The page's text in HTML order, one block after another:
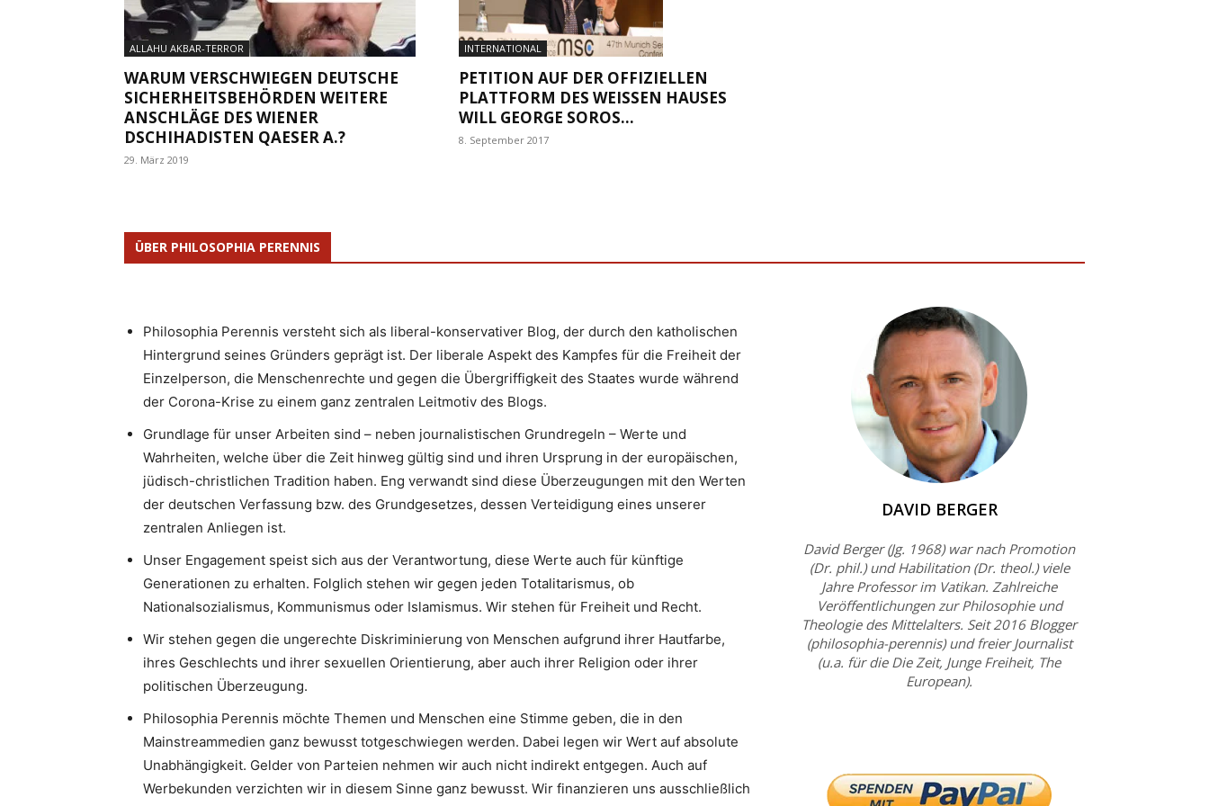
ALLAHU AKBAR-TERROR
WARUM VERSCHWIEGEN DEUTSCHE
SICHERHEITSBEHÖRDEN WEITERE
ANSCHLÄGE DES WIENER
DSCHIHADISTEN QAESER A.?
29. März 2019
INTERNATIONAL
PETITION AUF DER OFFIZIELLEN
PLATTFORM DES WEISSEN HAUSES W
ILL GEORGE SOROS...
8. September 2017
ÜBER PHILOSOPHIA PERENNIS
Philosophia Perennis versteht sich als liberal-konservativer Blog, der durch den katholischen
Hintergrund seines Gründers geprägt ist. Der liberale Aspekt des Kampfes für die Freiheit der
Einzelperson, die Menschenrechte und gegen die Übergriffigkeit des Staates wurde während
der Corona-Krise zu einem ganz zentralen Leitmotiv des Blogs.
Grundlage für unser Arbeiten sind – neben journalistischen Grundregeln – Werte und
Wahrheiten, welche über die Zeit hinweg gültig sind und ihren Ursprung in der europäischen,
jüdisch-christlichen Tradition haben. Eng verwandt sind diese Überzeugungen mit den Werten
der deutschen Verfassung bzw. des Grundgesetzes, dessen Verteidigung eines unserer
zentralen Anliegen ist.
Unser Engagement speist sich aus der Verantwortung, diese Werte auch für künftige
Generationen zu erhalten. Folglich stehen wir gegen jeden Totalitarismus, ob
Nationalsozialismus, Kommunismus oder Islamismus. Wir stehen für Freiheit und Recht.
Wir stehen gegen die ungerechte Diskriminierung von Menschen aufgrund ihrer Hautfarbe,
ihres Geschlechts und ihrer sexuellen Orientierung, aber auch ihrer Religion oder ihrer
politischen Überzeugung.
Philosophia Perennis möchte Themen und Menschen eine Stimme geben, die in den
Mainstreammedien ganz bewusst totgeschwiegen werden. Dabei legen wir Wert auf absolute
Unabhängigkeit. Gelder von Parteien nehmen wir auch nicht indirekt entgegen. Auch auf
Werbekunden verzichten wir in diesem Sinne ganz bewusst. Wir finanzieren uns ausschließlich
DAVID BERGER
David Berger (Jg. 1968) war nach Promotion
(Dr. phil.) und Habilitation (Dr. theol.) viele
Jahre Professor im Vatikan. Zahlreiche
Veröffentlichungen zur Philosophie und
Theologie des Mittelalters. Seit 2016 Blogger
(philosophia-perennis) und freier Journalist
(u.a. für die Die Zeit, Junge Freiheit, The
European).